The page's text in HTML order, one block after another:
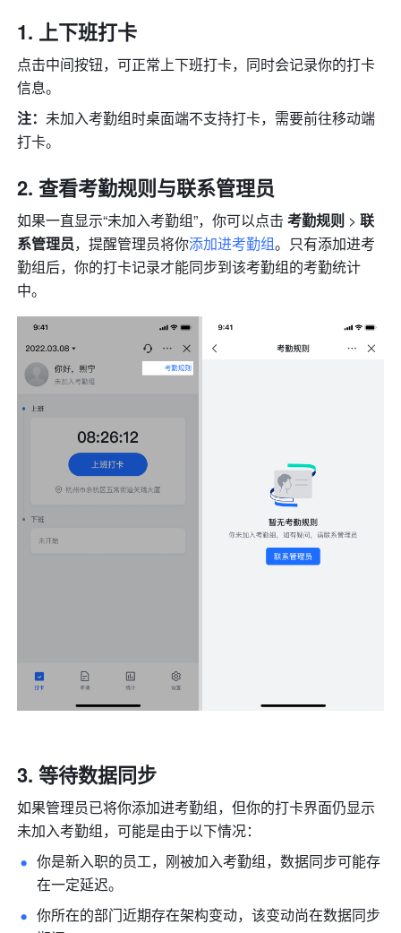
上下班打卡
点击中间按钮，可正常上下班打卡，同时会记录你的打卡
信息。
注：未加入考勤组时桌面端不支持打卡，需要前往移动端
打卡。
查看考勤规则与联系管理员
如果一直显示“未加入考勤组”，你可以点击 考勤规则 > 联
系管理员，提醒管理员将你添加进考勤组。只有添加进考
勤组后，你的打卡记录才能同步到该考勤组的考勤统计
中。
等待数据同步
如果管理员已将你添加进考勤组，但你的打卡界面仍显示
未加入考勤组，可能是由于以下情况：
你是新入职的员工，刚被加入考勤组，数据同步可能存
在一定延迟。
你所在的部门近期存在架构变动，该变动尚在数据同步